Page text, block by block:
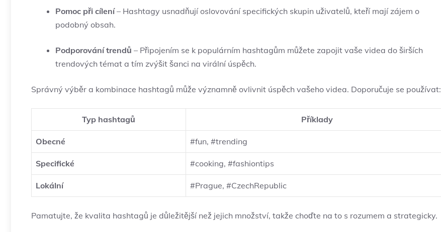
Pomoc při cílení– Hashtagy usnadňují oslovování specifických skupin uživatelů, kteří mají zájem o
podobný obsah.
Podporování trendů – Připojením se k populárním hashtagům můžete zapojit vaše videa do širších
trendových témat a tím zvýšit šanci na virální úspěch.
Správný výběr a kombinace hashtagů může významně ovlivnit úspěch vašeho videa. Doporučuje se používat:
Typ hashtagů Příklady
Obecné #fun, #trending
Specifické #cooking, #fashiontips
Lokální #Prague, #CzechRepublic
Pamatujte, že kvalita hashtagů je důležitější než jejich množství, takže choďte na to s rozumem a strategicky.